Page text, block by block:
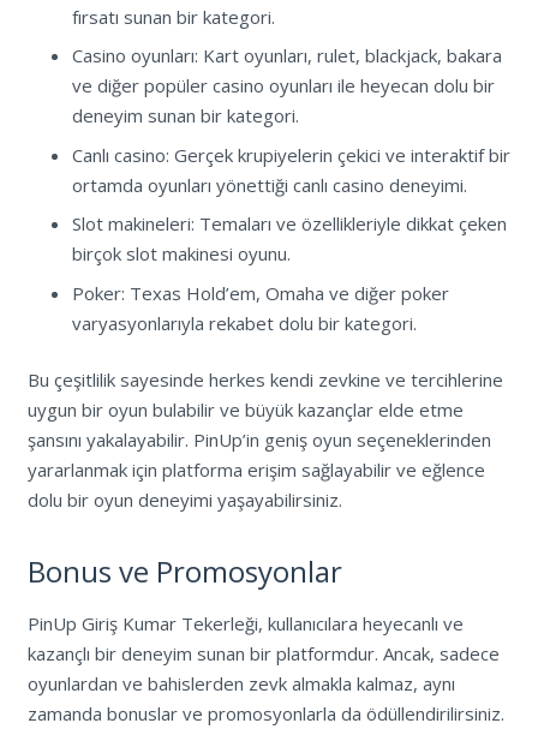
fırsatı sunan bir kategori.
Casino oyunları: Kart oyunları, rulet, blackjack, bakara
ve diğer popüler casino oyunları ile heyecan dolu bir
deneyim sunan bir kategori.
Canlı casino: Gerçek krupiyelerin çekici ve interaktif bir
ortamda oyunları yönettiği canlı casino deneyimi.
Slot makineleri: Temaları ve özellikleriyle dikkat çeken
birçok slot makinesi oyunu.
Poker: Texas Hold’em, Omaha ve diğer poker
varyasyonlarıyla rekabet dolu bir kategori.
Bu çeşitlilik sayesinde herkes kendi zevkine ve tercihlerine
uygun bir oyun bulabilir ve büyük kazançlar elde etme
şansını yakalayabilir. PinUp’in geniş oyun seçeneklerinden
yararlanmak için platforma erişim sağlayabilir ve eğlence
dolu bir oyun deneyimi yaşayabilirsiniz.
Bonus ve Promosyonlar
PinUp Giriş Kumar Tekerleği, kullanıcılara heyecanlı ve
kazançlı bir deneyim sunan bir platformdur. Ancak, sadece
oyunlardan ve bahislerden zevk almakla kalmaz, aynı
zamanda bonuslar ve promosyonlarla da ödüllendirilirsiniz.